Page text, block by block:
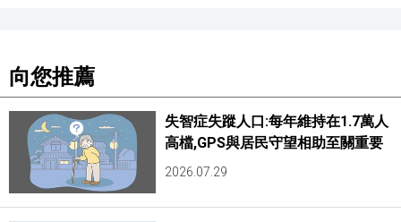
向您推薦
失智症失蹤人口:每年維持在1.7萬人
高檔,GPS與居民守望相助至關重要
2026.07.29